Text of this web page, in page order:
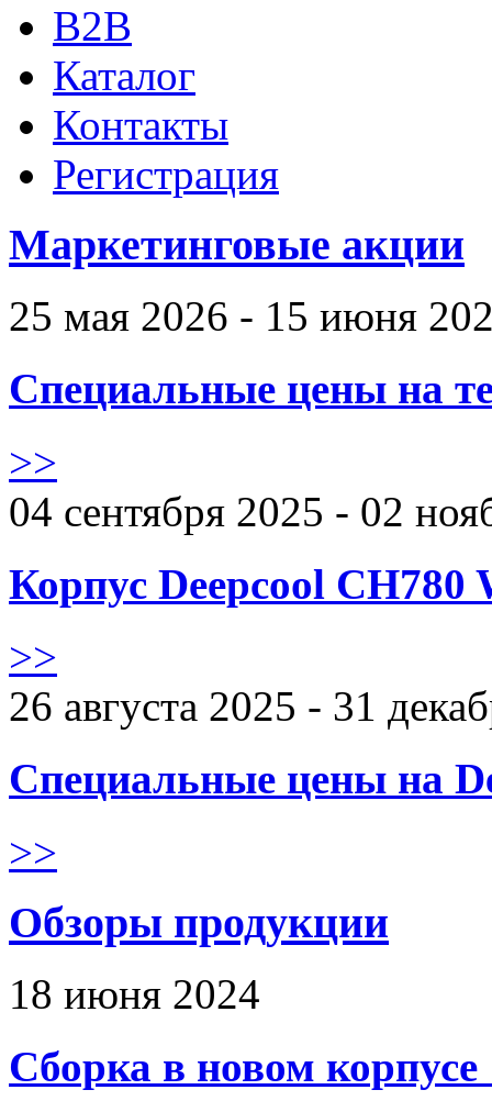
B2B
Каталог
Контакты
Регистрация
Маркетинговые акции
25 мая 2026 - 15 июня
Специальные цены на
>>
04 сентября 2025 - 02
Корпус Deepcool CH780
>>
26 августа 2025 - 31
Специальные цены на
>>
Обзоры продукции
18 июня 2024
Сборка в новом